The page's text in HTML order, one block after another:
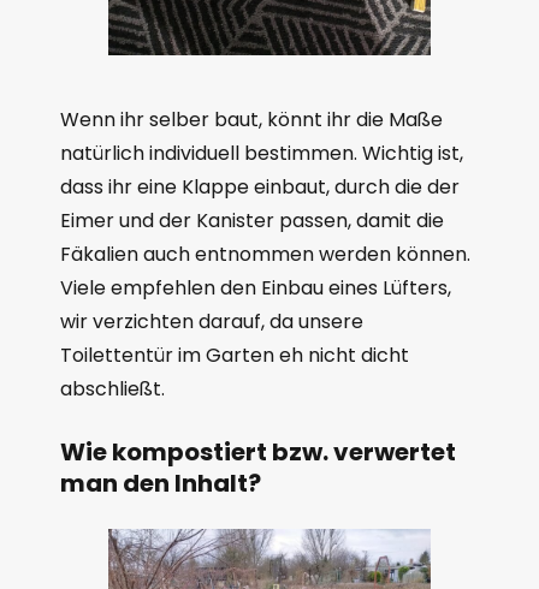
Wenn ihr selber baut, könnt ihr die Maße
natürlich individuell bestimmen. Wichtig ist,
dass ihr eine Klappe einbaut, durch die der
Eimer und der Kanister passen, damit die
Fäkalien auch entnommen werden können.
Viele empfehlen den Einbau eines Lüfters,
wir verzichten darauf, da unsere
Toilettentür im Garten eh nicht dicht
abschließt.
Wie kompostiert bzw. verwertet
man den Inhalt?